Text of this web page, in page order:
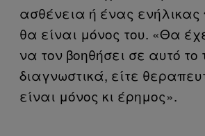
ασθένεια ή ένας
θα είναι μόνος του. «Θα
να τον βοηθήσει σε αυτό το
διαγνωστικά, είτε
είναι μόνος κι έρημος».